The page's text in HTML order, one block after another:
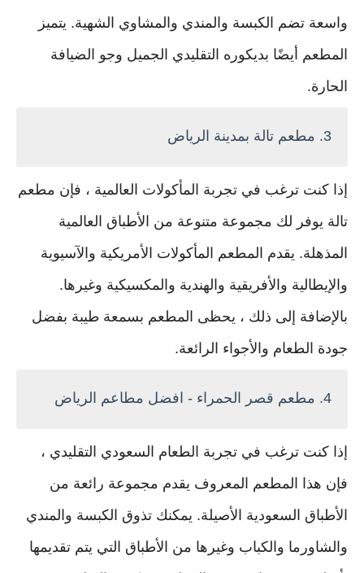
واسعة تضم الكبسة والمندي والمشاوي الشهية. يتميز
المطعم أيضًا بديكوره التقليدي الجميل وجو الضيافة
الحارة.
3. مطعم تالة بمدينة الرياض
إذا كنت ترغب في تجربة المأكولات العالمية ، فإن مطعم
تالة يوفر لك مجموعة متنوعة من الأطباق العالمية
المذهلة. يقدم المطعم المأكولات الأمريكية والآسيوية
والإيطالية والأفريقية والهندية والمكسيكية وغيرها.
بالإضافة إلى ذلك ، يحظى المطعم بسمعة طيبة بفضل
جودة الطعام والأجواء الرائعة.
4. مطعم قصر الحمراء - افضل مطاعم الرياض
إذا كنت ترغب في تجربة الطعام السعودي التقليدي ،
فإن هذا المطعم المعروف يقدم مجموعة رائعة من
الأطباق السعودية الأصيلة. يمكنك تذوق الكبسة والمندي
والشاورما والكباب وغيرها من الأطباق التي يتم تقديمها